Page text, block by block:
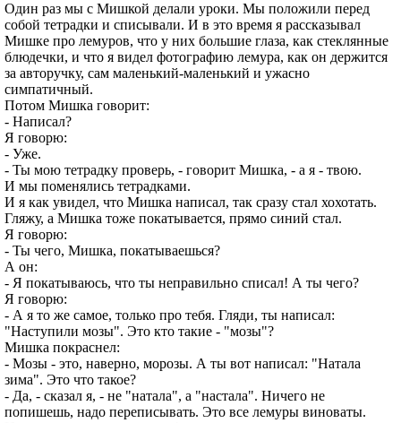
Один раз мы с Мишкой делали уроки. Мы положили перед
собой тетрадки и списывали. И в это время я рассказывал
Мишке про лемуров, что у них большие глаза, как стеклянные
блюдечки, и что я видел фотографию лемура, как он держится
за авторучку, сам маленький-маленький и ужасно
симпатичный.
Потом Мишка говорит:
- Написал?
Я говорю:
- Уже.
- Ты мою тетрадку проверь, - говорит Мишка, - а я - твою.
И мы поменялись тетрадками.
И я как увидел, что Мишка написал, так сразу стал хохотать.
Гляжу, а Мишка тоже покатывается, прямо синий стал.
Я говорю:
- Ты чего, Мишка, покатываешься?
А он:
- Я покатываюсь, что ты неправильно списал! А ты чего?
Я говорю:
- А я то же самое, только про тебя. Гляди, ты написал:
"Наступили мозы". Это кто такие - "мозы"?
Мишка покраснел:
- Мозы - это, наверно, морозы. А ты вот написал: "Натала
зима". Это что такое?
- Да, - сказал я, - не "натала", а "настала". Ничего не
попишешь, надо переписывать. Это все лемуры виноваты.